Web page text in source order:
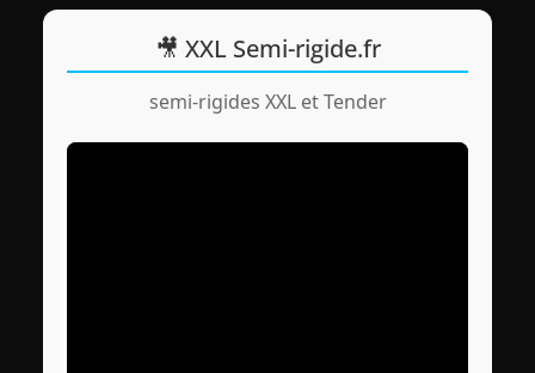
🎥 XXL Semi-rigide.fr
semi-rigides XXL et Tender